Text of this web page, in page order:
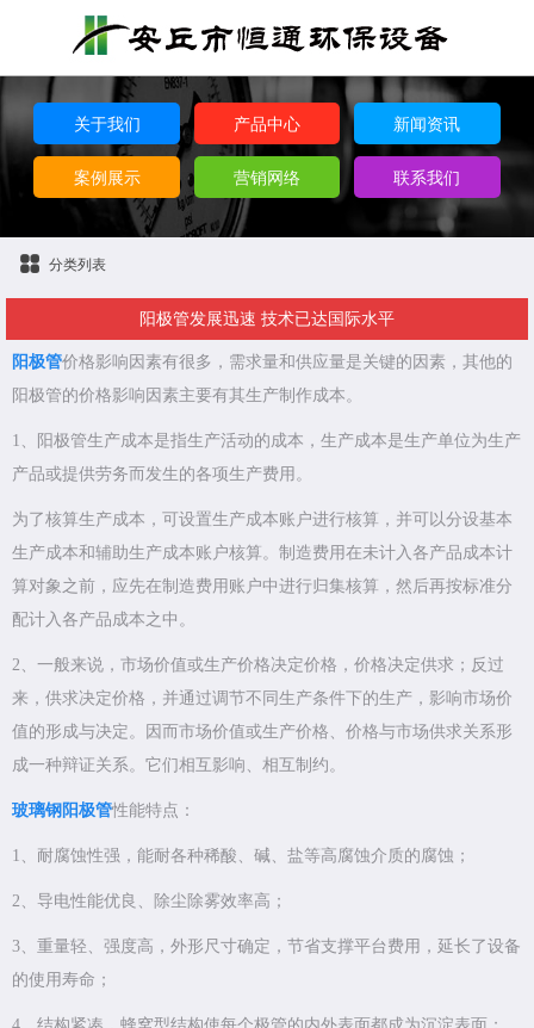
关于我们 产品中心 新闻资讯
案例展示 营销网络 联系我们
分类列表
阳极管发展迅速 技术已达国际水平
阳极管价格影响因素有很多，需求量和供应量是关键的因素，其他的
阳极管的价格影响因素主要有其生产制作成本。
1、阳极管生产成本是指生产活动的成本，生产成本是生产单位为生产
产品或提供劳务而发生的各项生产费用。
为了核算生产成本，可设置生产成本账户进行核算，并可以分设基本
生产成本和辅助生产成本账户核算。制造费用在未计入各产品成本计
算对象之前，应先在制造费用账户中进行归集核算，然后再按标准分
配计入各产品成本之中。
2、一般来说，市场价值或生产价格决定价格，价格决定供求；反过
来，供求决定价格，并通过调节不同生产条件下的生产，影响市场价
值的形成与决定。因而市场价值或生产价格、价格与市场供求关系形
成一种辩证关系。它们相互影响、相互制约。
玻璃钢阳极管性能特点：
1、耐腐蚀性强，能耐各种稀酸、碱、盐等高腐蚀介质的腐蚀；
2、导电性能优良、除尘除雾效率高；
3、重量轻、强度高，外形尺寸确定，节省支撑平台费用，延长了设备
的使用寿命；